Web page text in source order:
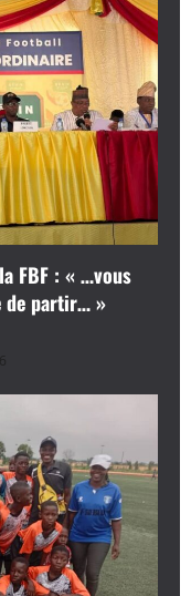
FBF : « …vous
de partir… »